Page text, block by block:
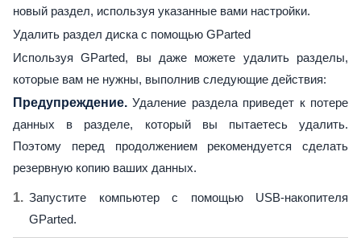
новый раздел, используя указанные вами настройки.
Удалить раздел диска с помощью GParted
Используя GParted, вы даже можете удалить разделы,
которые вам не нужны, выполнив следующие действия:
Предупреждение. Удаление раздела приведет к потере
данных в разделе, который вы пытаетесь удалить.
Поэтому перед продолжением рекомендуется сделать
резервную копию ваших данных.
Запустите компьютер с помощью USB-накопителя
GParted.